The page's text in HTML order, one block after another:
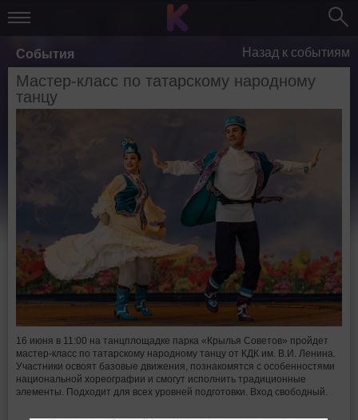
События Назад к событиям
Мастер-класс по татарскому народному
танцу
16 июня в 11:00 на танцплощадке парка «Крылья Советов» пройдет
мастер-класс по татарскому народному танцу от КДК им. В.И. Ленина.
Участники освоят базовые движения, познакомятся с особенностями
национальной хореографии и смогут исполнить традиционные
элементы. Подходит для всех уровней подготовки. Вход свободный.